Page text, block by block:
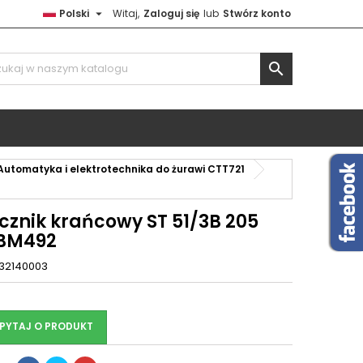
Witaj, Zaloguj się lub Stwórz konto
Polski 

i elektrotechnika do żurawi CTT721
krańcowy ST 51/3B 205
O PRODUKT